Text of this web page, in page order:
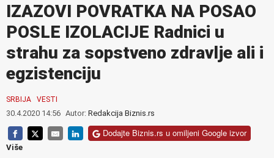
IZAZOVI POVRATKA NA POSAO
POSLE IZOLACIJE Radnici u
strahu za sopstveno zdravlje ali i
egzistenciju
SRBIJA VESTI
30.4.2020 14:56 Autor: Redakcija Biznis.rs
Dodajte Biznis.rs u omiljeni Google izvor
Više